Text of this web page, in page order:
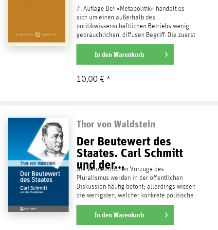
7. Auflage Bei »Metapolitik« handelt es
sich um einen außerhalb des
politikwissenschaftlichen Betriebs wenig
gebräuchlichen, diffusen Begriff. Die zuerst
von der französischen...
weiterlesen
In denWarenkorb
10,00 € *
Thor von Waldstein
Der Beutewert des
Staates. Carl Schmitt
und der...
Die vermeintlichen Vorzüge des
Pluralismus werden in der öffentlichen
Diskussion häufig betont; allerdings wissen
die wenigsten, welcher konkrete politische
Begriff sich hinter...
weiterlesen
In denWarenkorb